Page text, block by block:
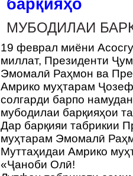
барқияҳо
МУБОДИЛАИ
19 феврал миёни
миллат, Президенти
Эмомалӣ Раҳмон ва
Амрико муҳтарам
солгарди барпо
мубодилаи барқияҳои
Дар барқияи табрикии
муҳтарам Эмомалӣ
Муттаҳидаи Амрико
«Ҷаноби Олӣ!